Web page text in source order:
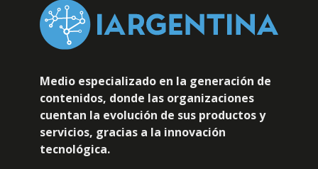
Medio especializado en la generación de
contenidos, donde las organizaciones
cuentan la evolución de sus productos y
servicios, gracias a la innovación
tecnológica.